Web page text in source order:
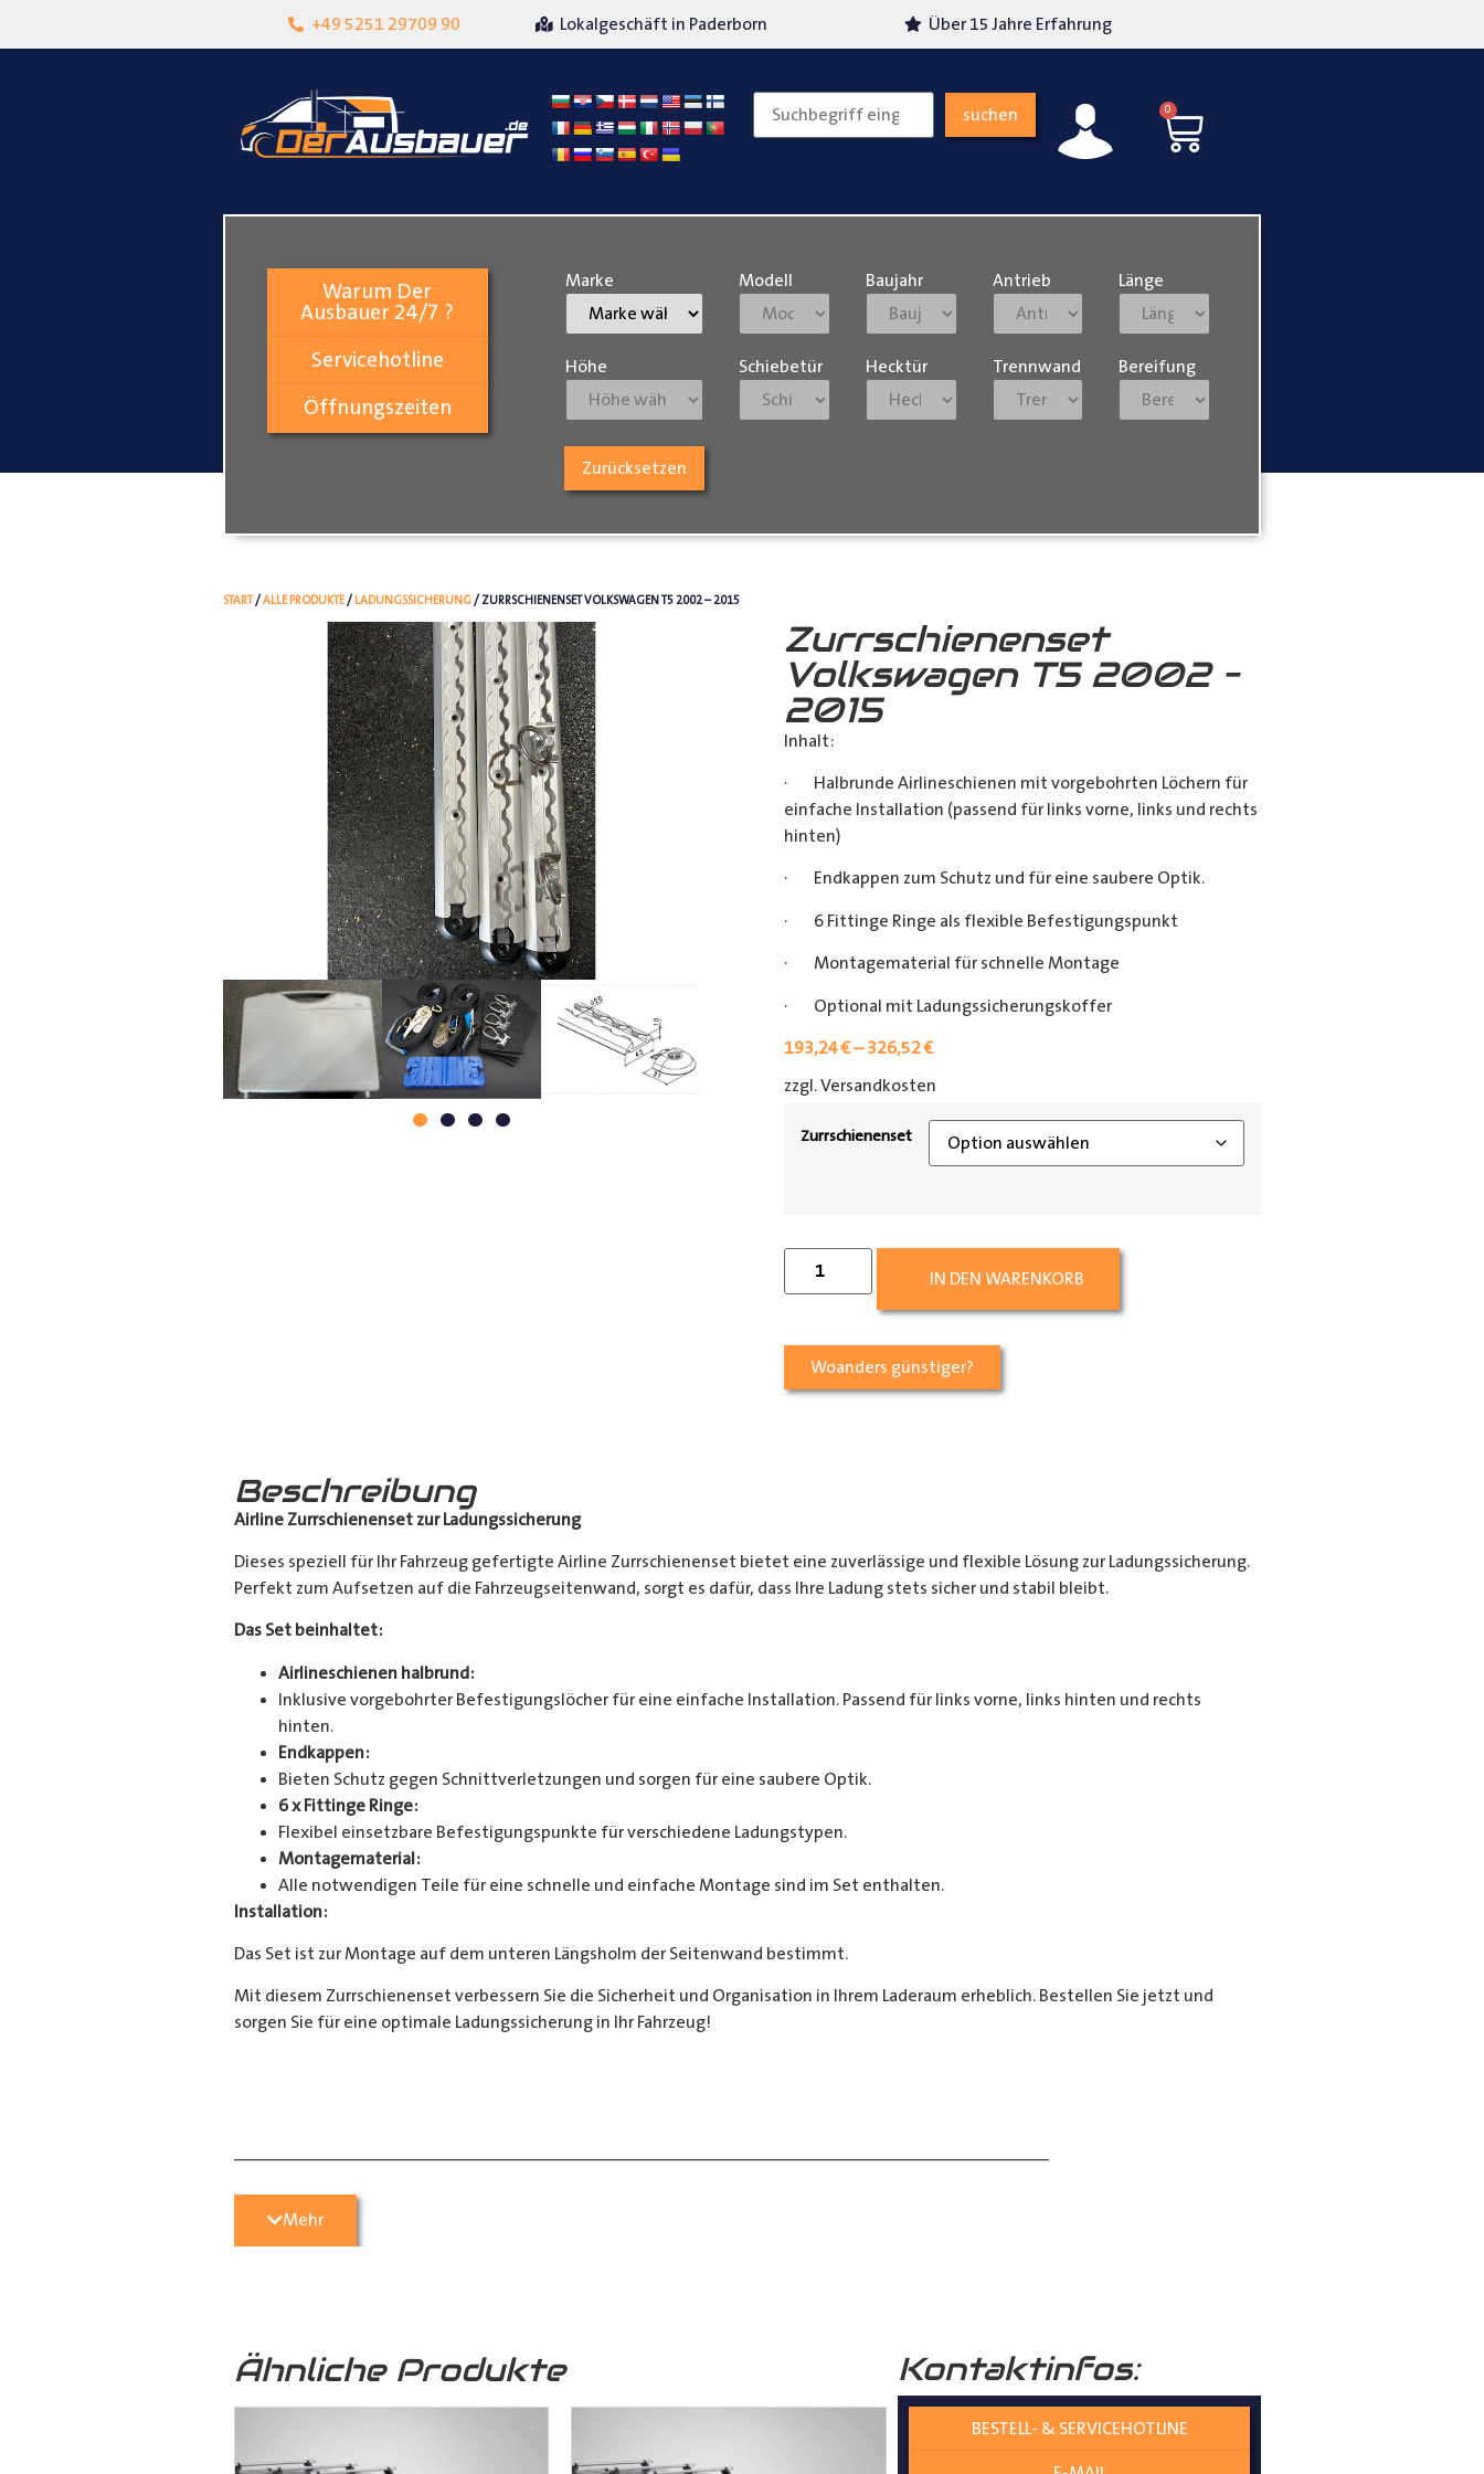
+49 5251 29709 90
Lokalgeschäft in Paderborn Über 15 Jahre Erfahrung Versandkosten transparent
suchen 0
Warum Der
Ausbauer 24/7 ?
Servicehotline
Öffnungszeiten
Marke Modell Baujahr Antrieb Länge
Höhe Schiebetür Hecktür Trennwand Bereifung
Zurücksetzen
START/ALLE PRODUKTE/ LADUNGSSICHERUNG/ ZURRSCHIENENSET VOLKSWAGEN T5 2002 – 2015
Zurrschienenset
Volkswagen T5 2002 –
2015
Inhalt:
· Halbrunde Airlineschienen mit vorgebohrten Löchern für
einfache Installation (passend für links vorne, links und rechts
hinten)
· Endkappen zum Schutz und für eine saubere Optik.
· 6 Fittinge Ringe als flexible Befestigungspunkt
· Montagematerial für schnelle Montage
· Optional mit Ladungssicherungskoffer
193,24€–326,52€
zzgl. Versandkosten
Zurrschienenset
IN DEN WARENKORB
Woanders günstiger?
Beschreibung
Airline Zurrschienenset zur Ladungssicherung
Dieses speziell für Ihr Fahrzeug gefertigte Airline Zurrschienenset bietet eine zuverlässige und flexible Lösung zur Ladungssicherung.
Perfekt zum Aufsetzen auf die Fahrzeugseitenwand, sorgt es dafür, dass Ihre Ladung stets sicher und stabil bleibt.
Das Set beinhaltet:
Airlineschienen halbrund:
Inklusive vorgebohrter Befestigungslöcher für eine einfache Installation. Passend für links vorne, links hinten und rechts
hinten.
Endkappen:
Bieten Schutz gegen Schnittverletzungen und sorgen für eine saubere Optik.
6 x Fittinge Ringe:
Flexibel einsetzbare Befestigungspunkte für verschiedene Ladungstypen.
Montagematerial:
Alle notwendigen Teile für eine schnelle und einfache Montage sind im Set enthalten.
Installation:
Das Set ist zur Montage auf dem unteren Längsholm der Seitenwand bestimmt.
Mit diesem Zurrschienenset verbessern Sie die Sicherheit und Organisation in Ihrem Laderaum erheblich. Bestellen Sie jetzt und
sorgen Sie für eine optimale Ladungssicherung in Ihr Fahrzeug!
Bei Fragen stehen wir Ihnen gerne zur Verfügung.
Hilfreiche Montageanleitungen und Tipps finden Sie auch auf unseremYouTube Kanal einfach und verständlich erklärt.
Mehr
Ähnliche Produkte Kontaktinfos:
BESTELL- & SERVICEHOTLINE